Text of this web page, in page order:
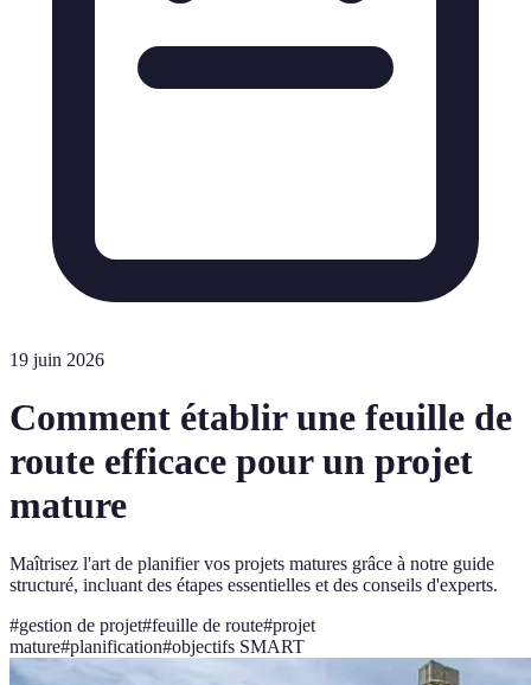
19 juin 2026
Comment établir une feuille de
route efficace pour un projet
mature
Maîtrisez l'art de planifier vos projets matures grâce à notre guide
structuré, incluant des étapes essentielles et des conseils d'experts.
#gestion de projet#feuille de route#projet
mature#planification#objectifs SMART